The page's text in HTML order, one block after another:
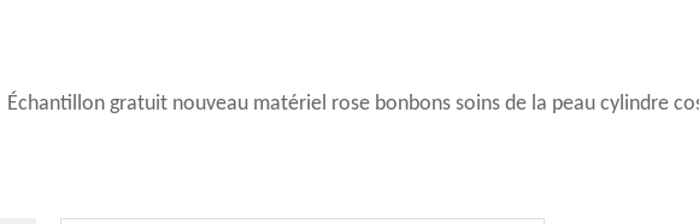
Échantillon gratuit nouveau matériel rose bonbons soins de la peau cylindre